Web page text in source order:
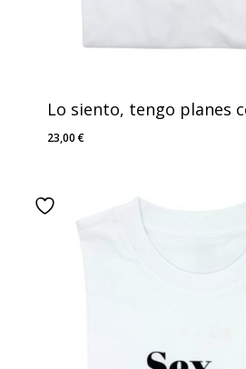
Lo siento, tengo planes
23,00€